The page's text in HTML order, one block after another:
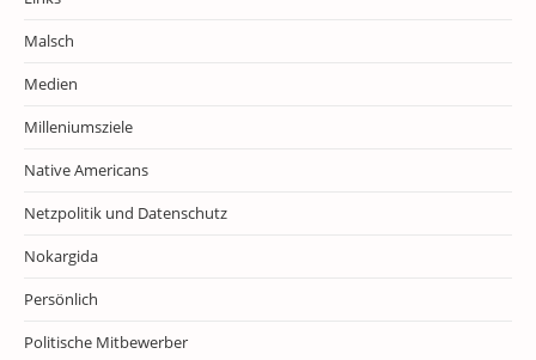
Malsch
Medien
Milleniumsziele
Native Americans
Netzpolitik und Datenschutz
Nokargida
Persönlich
Politische Mitbewerber